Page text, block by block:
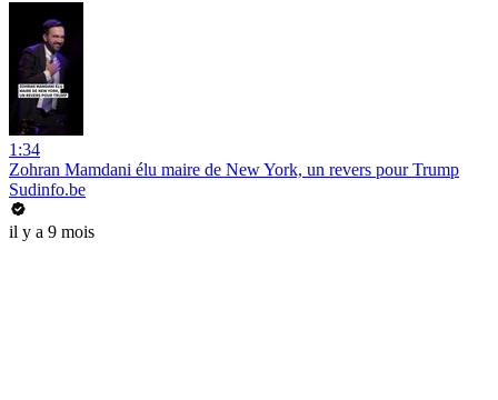
1:34
Zohran Mamdani élu maire de New York, un revers pour Trump
Sudinfo.be
il y a 9 mois